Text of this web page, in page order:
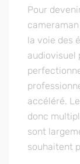
Pour
la voie des
audiovisuel
accéléré.
donc
sont
souhaitent